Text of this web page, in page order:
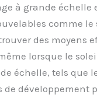
à grande échelle
comme le
des moyens
lorsque le
échelle, tels que
développement